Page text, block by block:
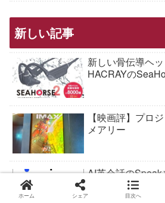
新しい記事
新しい骨伝導ヘ
HACRAYの
【映画評】プロ
メアリー
AI英会話の
ホーム シェア 目次へ